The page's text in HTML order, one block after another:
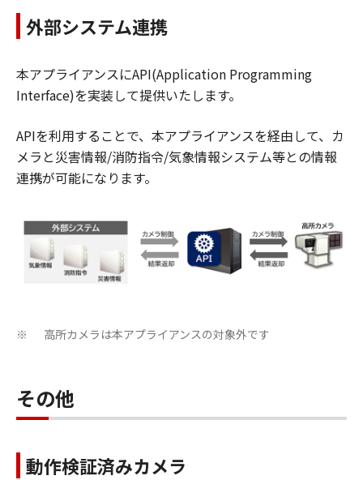
外部システム連携
本アプライアンスにAPI(Application Programming
Interface)を実装して提供いたします。
APIを利用することで、本アプライアンスを経由して、カ
メラと災害情報/消防指令/気象情報システム等との情報
連携が可能になります。
※ 高所カメラは本アプライアンスの対象外です
その他
動作検証済みカメラ